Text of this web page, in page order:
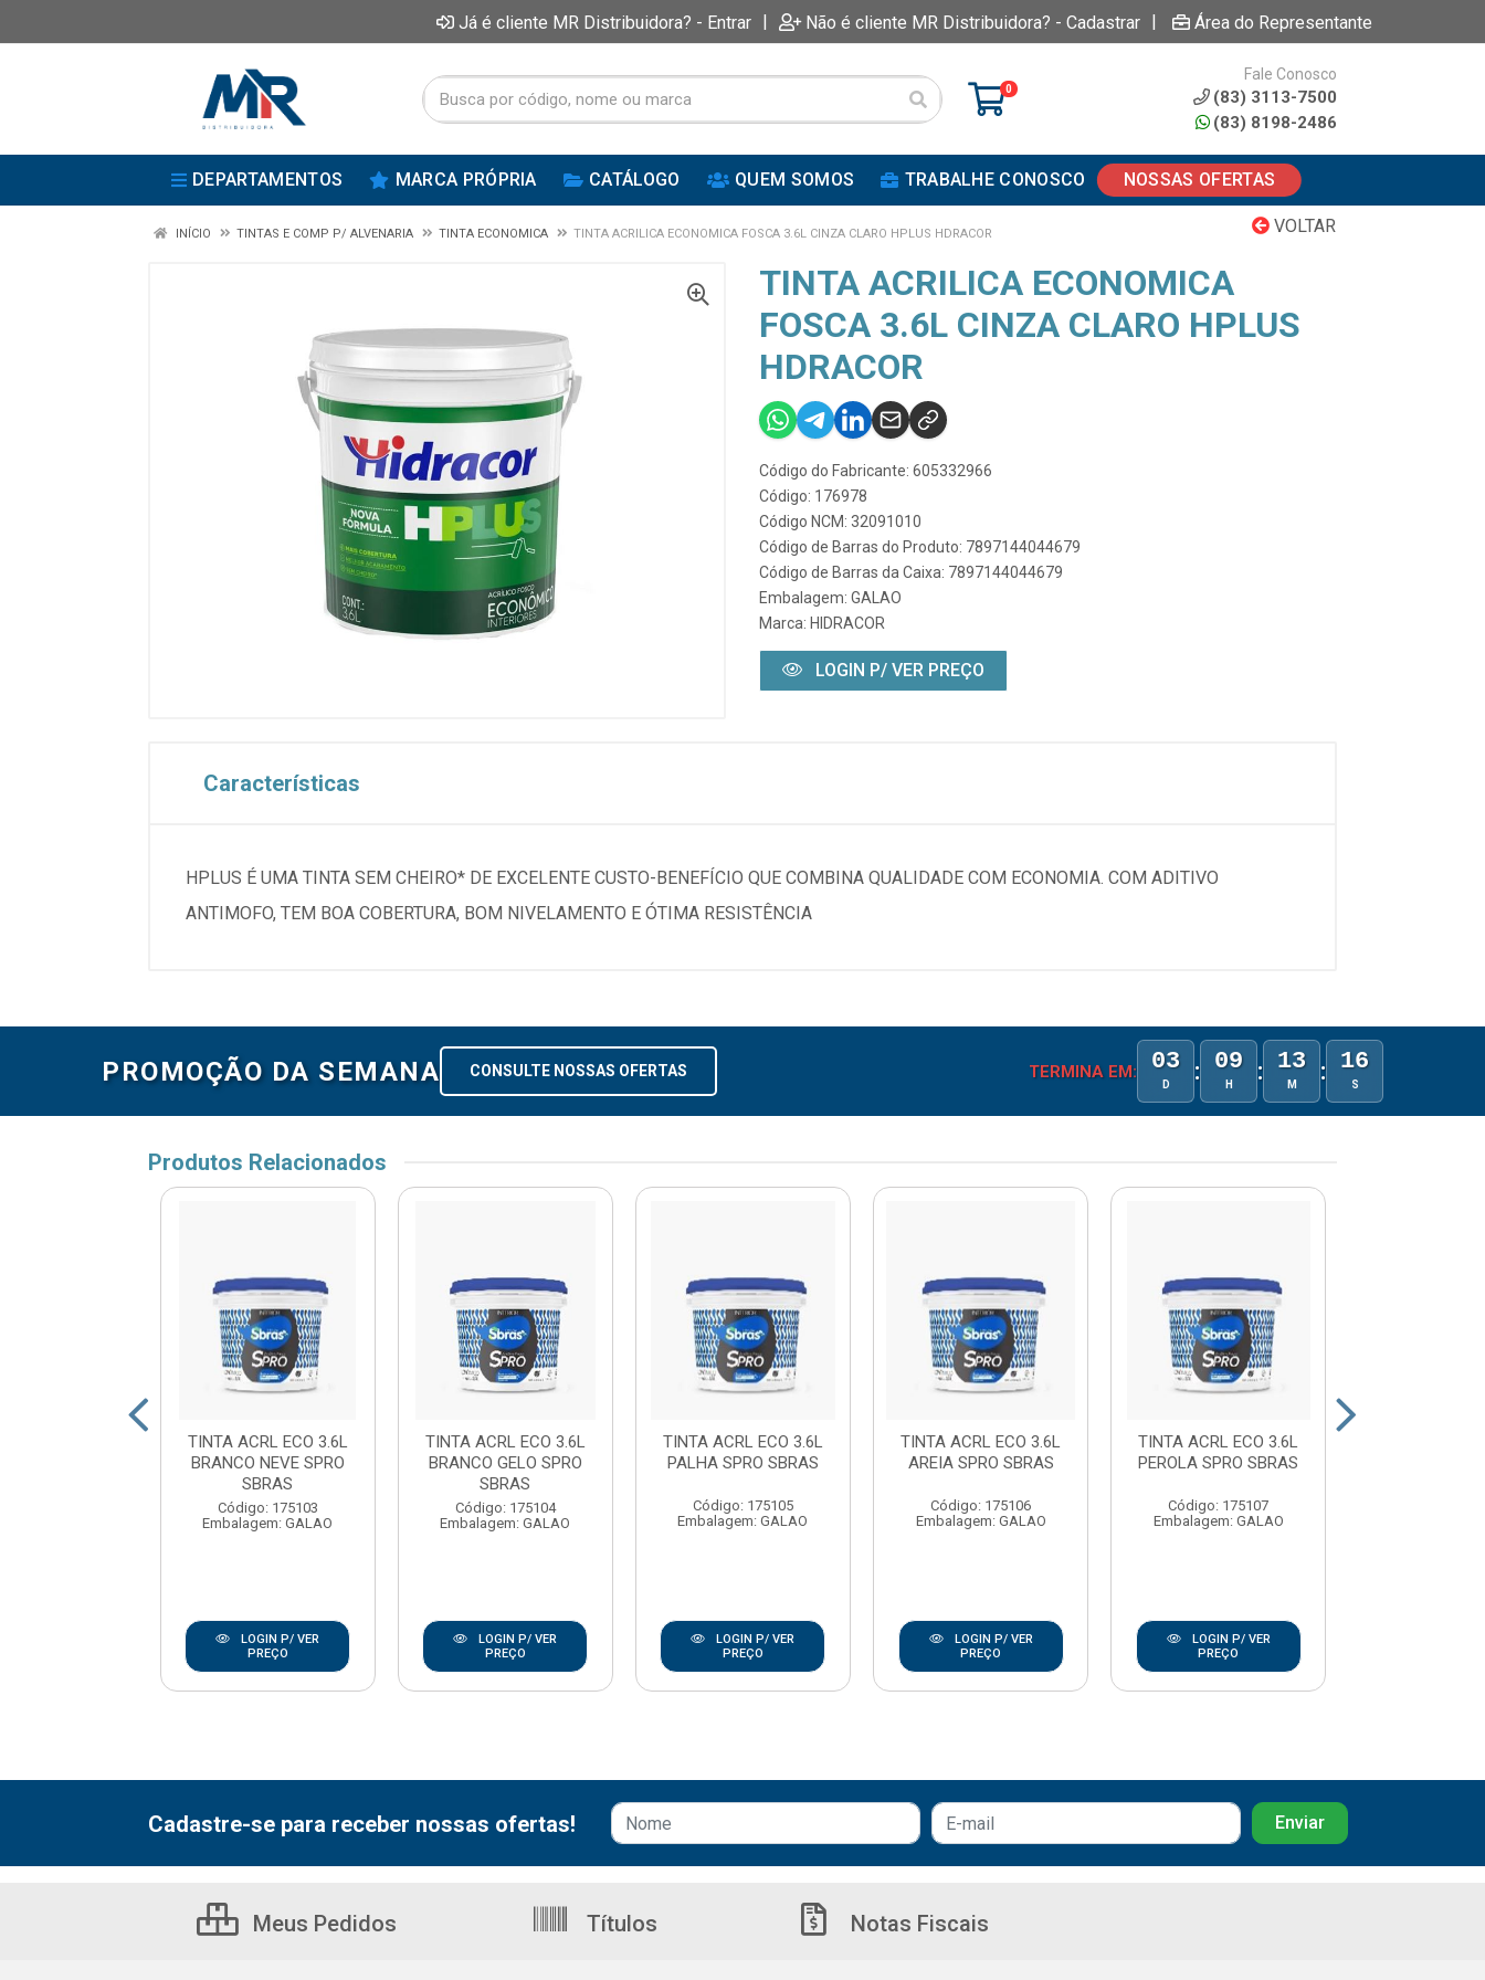
Já é cliente MR Distribuidora? - Entrar | Não é cliente MR Distribuidora? - Cadastrar | Área do Representante
0
Fale Conosco
(83) 3113-7500
(83) 8198-2486
DEPARTAMENTOS MARCA PRÓPRIA CATÁLOGO QUEM SOMOS TRABALHE CONOSCO NOSSAS OFERTAS
VOLTAR
INÍCIO TINTAS E COMP P/ ALVENARIA TINTA ECONOMICA TINTA ACRILICA ECONOMICA FOSCA 3.6L CINZA CLARO HPLUS HDRACOR
TINTA ACRILICA ECONOMICA
FOSCA 3.6L CINZA CLARO HPLUS
HDRACOR
Código do Fabricante: 605332966
Código: 176978
Código NCM: 32091010
Código de Barras do Produto: 7897144044679
Código de Barras da Caixa: 7897144044679
Embalagem: GALAO
Marca: HIDRACOR
LOGIN P/ VER PREÇO
Características
HPLUS É UMA TINTA SEM CHEIRO* DE EXCELENTE CUSTO-BENEFÍCIO QUE COMBINA QUALIDADE COM ECONOMIA. COM ADITIVO
ANTIMOFO, TEM BOA COBERTURA, BOM NIVELAMENTO E ÓTIMA RESISTÊNCIA
PROMOÇÃO DA SEMANA CONSULTE NOSSAS OFERTAS TERMINA EM: 03
D : 09
H : 13
M : 15
S
Produtos Relacionados
TINTA ACRL ECO 3.6L
BRANCO NEVE SPRO
SBRAS
Código: 175103
Embalagem: GALAO
LOGIN P/ VER
PREÇO
TINTA ACRL ECO 3.6L
BRANCO GELO SPRO
SBRAS
Código: 175104
Embalagem: GALAO
LOGIN P/ VER
PREÇO
TINTA ACRL ECO 3.6L
PALHA SPRO SBRAS
Código: 175105
Embalagem: GALAO
LOGIN P/ VER
PREÇO
TINTA ACRL ECO 3.6L
AREIA SPRO SBRAS
Código: 175106
Embalagem: GALAO
LOGIN P/ VER
PREÇO
TINTA ACRL ECO 3.6L
PEROLA SPRO SBRAS
Código: 175107
Embalagem: GALAO
LOGIN P/ VER
PREÇO
Cadastre-se para receber nossas ofertas!
Meus Pedidos Títulos Notas Fiscais